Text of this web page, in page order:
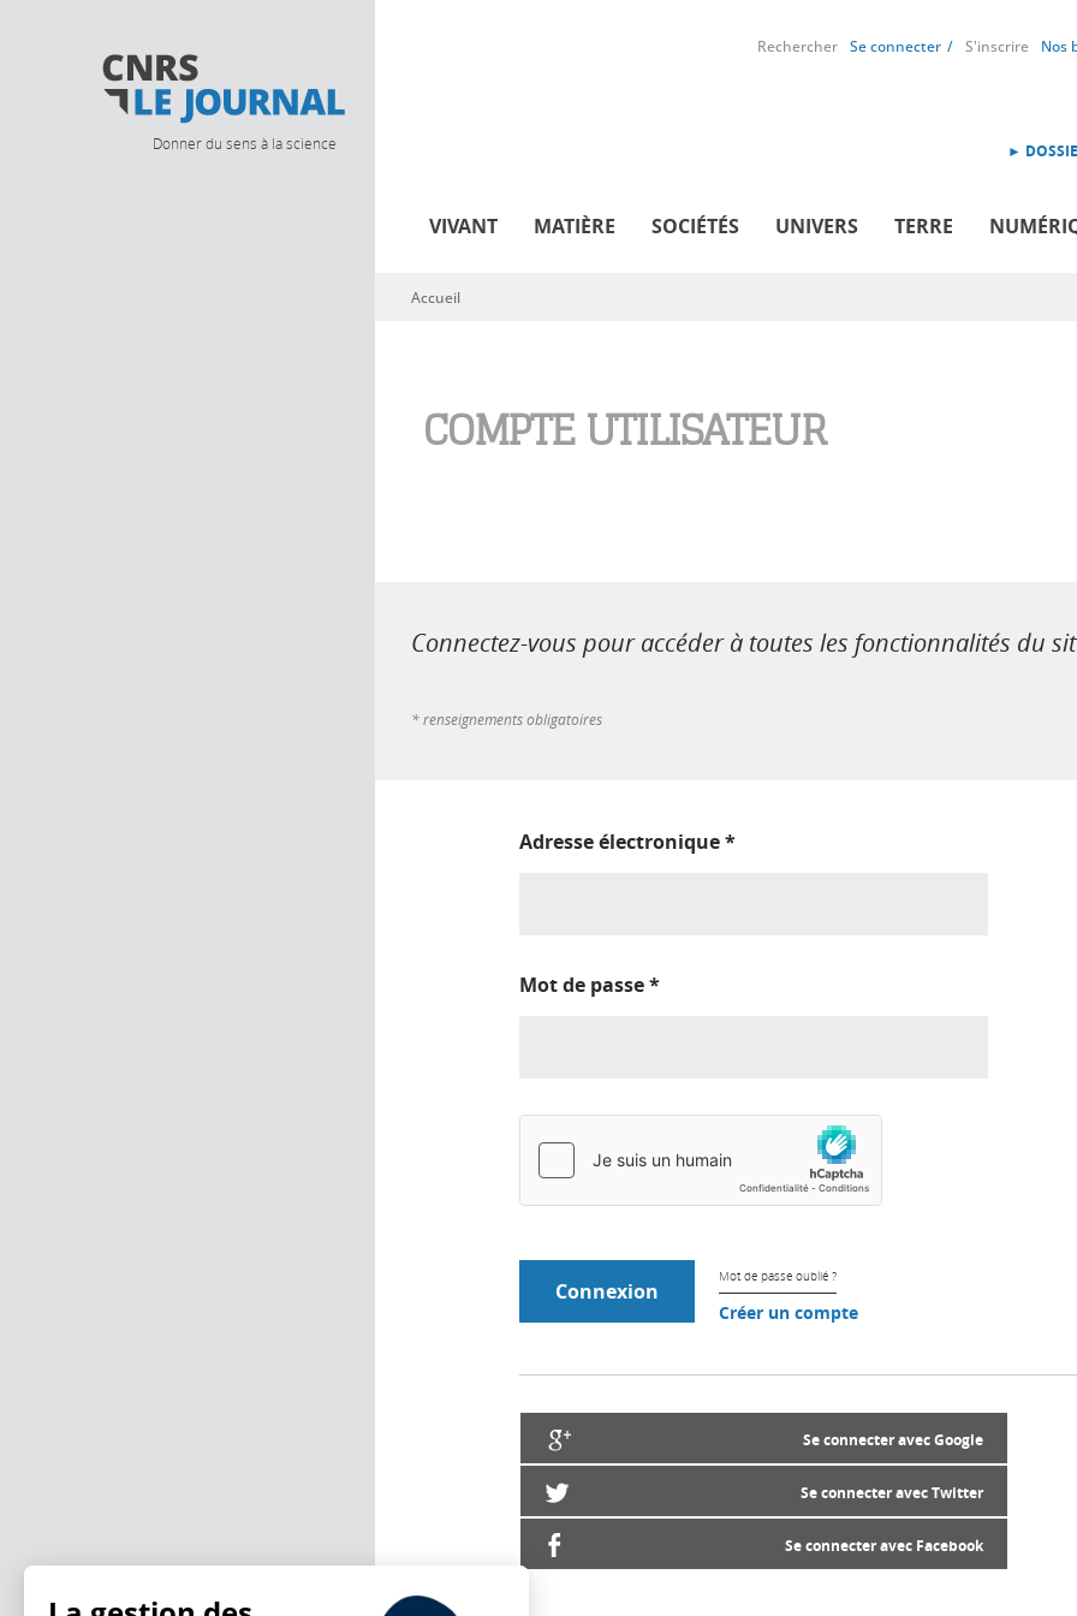
Donner du sens à la science
Rechercher Se connecter S'inscrire Nos
►
VIVANT MATIÈRE SOCIÉTÉS UNIVERS TERRE
Vous êtes ici
Accueil
COMPTE UTILISATEUR
Connectez-vous pour accéder à toutes les fonctionnalités du
* renseignements obligatoires
Adresse électronique*
Mot de passe*
Mot de passe oublié ?
Créer un compte
Se connecter avec Google
Se connecter avec Twitter
Se connecter avec Facebook